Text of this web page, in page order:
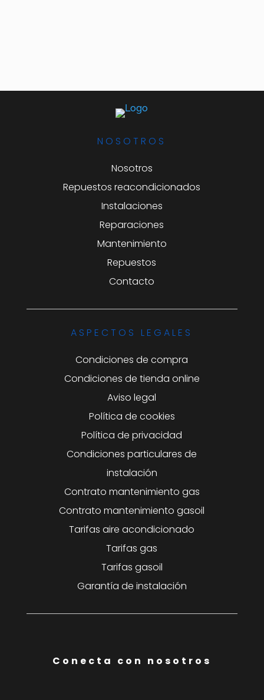
NOSOTROS
Nosotros
Repuestos reacondicionados
Instalaciones
Reparaciones
Mantenimiento
Repuestos
Contacto
ASPECTOS LEGALES
Condiciones de compra
Condiciones de tienda online
Aviso legal
Política de cookies
Política de privacidad
Condiciones particulares de
instalación
Contrato mantenimiento gas
Contrato mantenimiento gasoil
Tarifas aire acondicionado
Tarifas gas
Tarifas gasoil
Garantía de instalación
Conecta con nosotros